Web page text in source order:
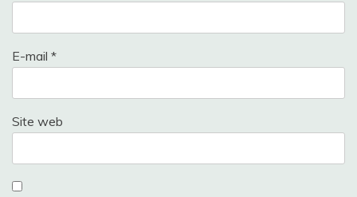
E-mail *
Site web